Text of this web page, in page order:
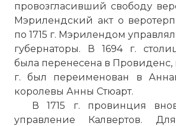
провозгласивший свободу
Мэрилендский акт о
по 1715 г. Мэрилендом
губернаторы. В 1694 г.
была перенесена в Провиденс,
г. был переименован в
королевы Анны Стюарт.
В 1715 г. провинция
управление Калвертов.